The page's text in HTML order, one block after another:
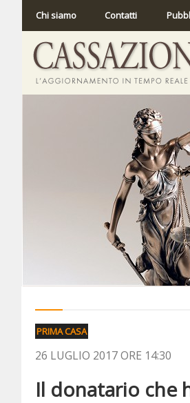
Chi siamo Contatti
PRIMA CASA
26 LUGLIO 2017 ORE 14:30
Il donatario che